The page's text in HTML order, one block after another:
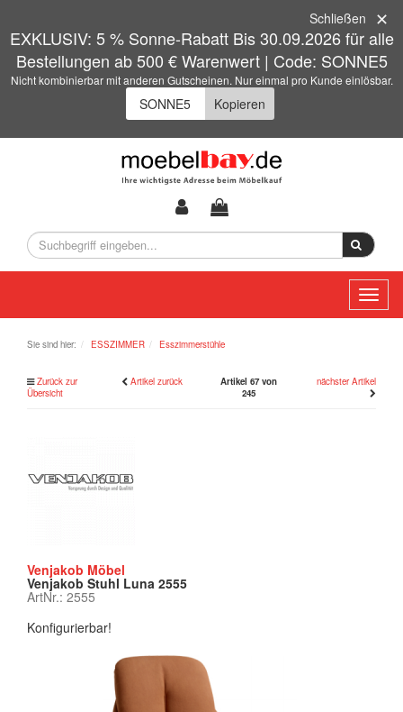
EXKLUSIV: 5 % Sonne-Rabatt Bis 30.09.2026 für alle
Bestellungen ab 500 € Warenwert | Code: SONNE5
Nicht kombinierbar mit anderen Gutscheinen. Nur einmal pro Kunde einlösbar.
Kopieren
Schließen
Sie sind hier: ESSZIMMER Esszimmerstühle
Zurück zur
Übersicht
Artikel zurück
Artikel 67 von
245
nächster Artikel
Venjakob Möbel
Venjakob Stuhl Luna 2555
ArtNr.: 2555
Konfigurierbar!